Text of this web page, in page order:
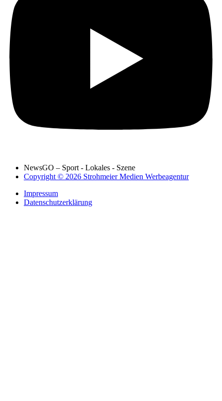
NewsGO – Sport - Lokales - Szene
Copyright © 2026 Strohmeier Medien Werbeagentur
Impressum
Datenschutzerklärung